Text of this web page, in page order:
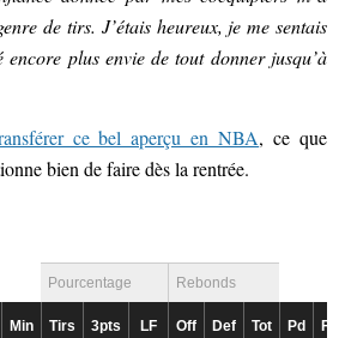
de tirs. J’étais heureux, je me sentais
encore plus envie de tout donner jusqu’à
ce bel aperçu en NBA, ce que
bien de faire dès la rentrée.
Pourcentage Rebonds
Min Tirs 3pts LF Off Def Tot Pd Fte